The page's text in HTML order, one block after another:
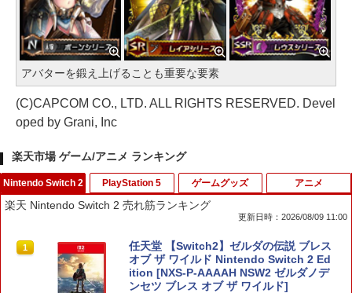
アバターを鍛え上げることも重要な要素
(C)CAPCOM CO., LTD. ALL RIGHTS RESERVED. Devel
oped by Grani, Inc
楽天市場 ゲーム/アニメ ランキング
Nintendo Switch 2
楽天 Nintendo Switch 2 売れ筋ランキング
更新日時：2026/08/09 11:00
1
任天堂 【Switch2】ゼルダの伝説 ブレス
オブ ザ ワイルド Nintendo Switch 2 Ed
ition [NXS-P-AAAAH NSW2 ゼルダノデ
ンセツ ブレス オブ ザ ワイルド]
PlayStation 5 ゲームグッズ アニメ